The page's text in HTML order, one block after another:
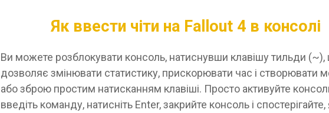
Як ввести чіти на Fallout 4 в консолі
Ви можете розблокувати консоль, натиснувши клавішу тильди
дозволяє змінювати статистику, прискорювати час і створювати
або зброю простим натисканням клавіші. Просто активуйте
введіть команду, натисніть Enter, закрийте консоль і спостерігайте,